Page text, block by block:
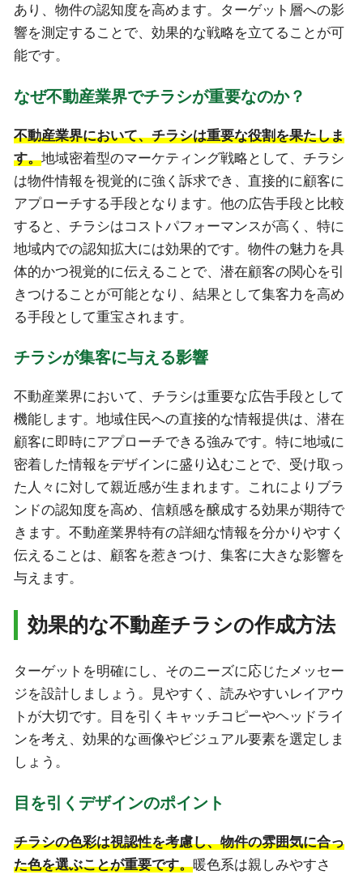
あり、物件の認知度を高めます。ターゲット層への影
響を測定することで、効果的な戦略を立てることが可
能です。
なぜ不動産業界でチラシが重要なのか？
不動産業界において、チラシは重要な役割を果たしま
す。地域密着型のマーケティング戦略として、チラシ
は物件情報を視覚的に強く訴求でき、直接的に顧客に
アプローチする手段となります。他の広告手段と比較
すると、チラシはコストパフォーマンスが高く、特に
地域内での認知拡大には効果的です。物件の魅力を具
体的かつ視覚的に伝えることで、潜在顧客の関心を引
きつけることが可能となり、結果として集客力を高め
る手段として重宝されます。
チラシが集客に与える影響
不動産業界において、チラシは重要な広告手段として
機能します。地域住民への直接的な情報提供は、潜在
顧客に即時にアプローチできる強みです。特に地域に
密着した情報をデザインに盛り込むことで、受け取っ
た人々に対して親近感が生まれます。これによりブラ
ンドの認知度を高め、信頼感を醸成する効果が期待で
きます。不動産業界特有の詳細な情報を分かりやすく
伝えることは、顧客を惹きつけ、集客に大きな影響を
与えます。
効果的な不動産チラシの作成方法
ターゲットを明確にし、そのニーズに応じたメッセー
ジを設計しましょう。見やすく、読みやすいレイアウ
トが大切です。目を引くキャッチコピーやヘッドライ
ンを考え、効果的な画像やビジュアル要素を選定しま
しょう。
目を引くデザインのポイント
チラシの色彩は視認性を考慮し、物件の雰囲気に合っ
た色を選ぶことが重要です。暖色系は親しみやすさ